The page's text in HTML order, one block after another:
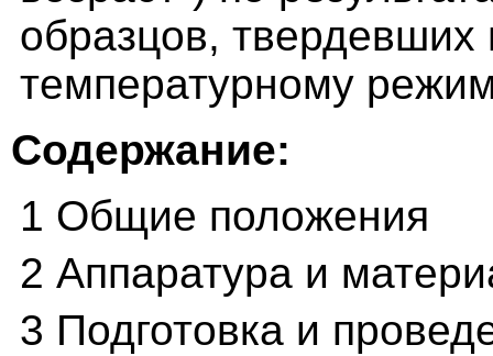
образцов,
температурному
Содержание:
1 Общие положения
2 Аппаратура и
3 Подготовка и